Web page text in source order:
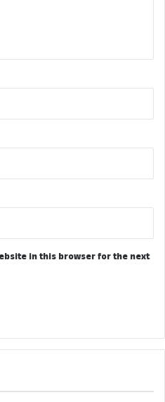
in this browser for the next